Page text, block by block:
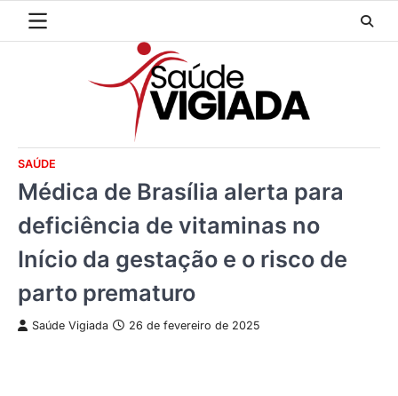
SAÚDE
Médica de Brasília alerta para
deficiência de vitaminas no
Início da gestação e o risco de
parto prematuro
Saúde Vigiada 26 de fevereiro de 2025